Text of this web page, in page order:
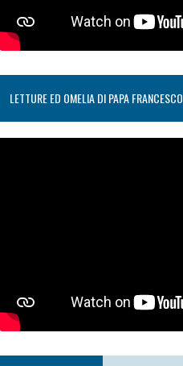
LETTURE ED OMELIA DI PAPA FRANCESCO